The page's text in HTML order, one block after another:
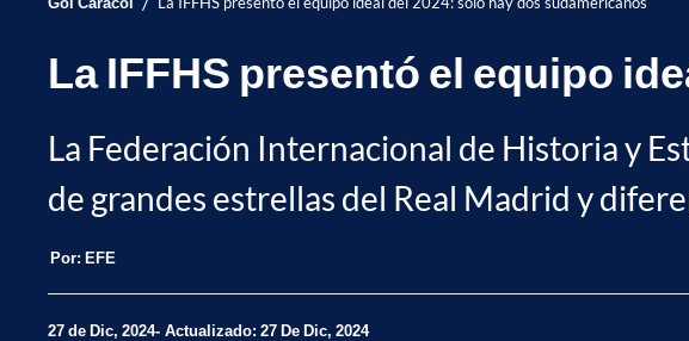
La IFFHS presentó el equipo
La Federación Internacional de Historia y
de grandes estrellas del Real Madrid y
Por: EFE
27 de Dic, 2024 Actualizado: 27 De Dic, 2024